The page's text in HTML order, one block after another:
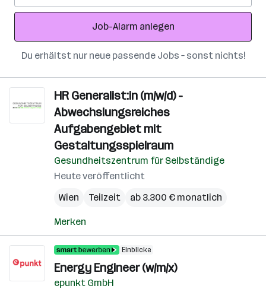
Adresse
Job-Alarm anlegen
Du erhältst nur neue passende Jobs – sonst nichts!
HR Generalist:in (m/w/d) -
Abwechslungsreiches
Aufgabengebiet mit
Gestaltungsspielraum
Gesundheitszentrum für Selbständige
Heute veröffentlicht
Wien
Teilzeit ab 3.300 € monatlich
Merken
Einblicke
Energy Engineer (w/m/x)
epunkt GmbH